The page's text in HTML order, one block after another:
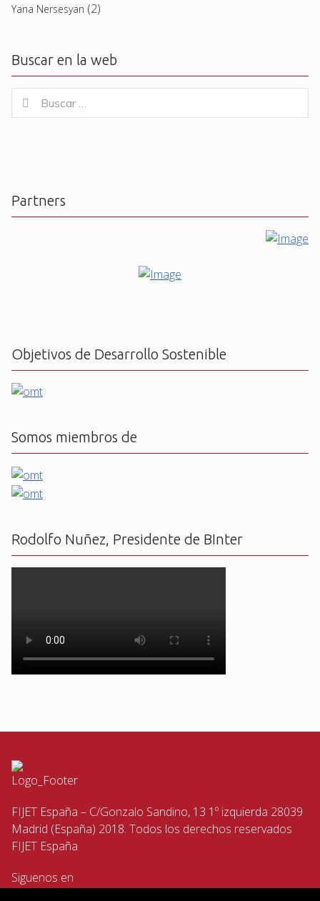
Yana Nersesyan (2)
Buscar en la web
for:
Buscar
Partners
Objetivos de Desarrollo Sostenible
Somos miembros de
Rodolfo Nuñez, Presidente de BInter
FIJET España – C/Gonzalo Sandino, 13 1º izquierda 28039
Madrid (España) 2018. Todos los derechos reservados
FIJET España
Siguenos en